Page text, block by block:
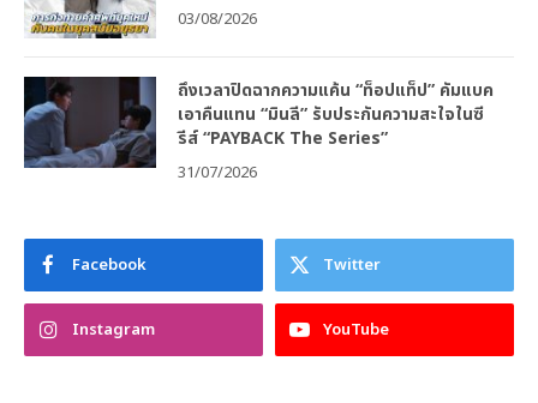
03/08/2026
ถึงเวลาปิดฉากความแค้น “ท็อปแท็ป” คัมแบค
เอาคืนแทน “มินลี” รับประกันความสะใจในซี
รีส์ “PAYBACK The Series”
31/07/2026
Facebook Twitter
Instagram YouTube